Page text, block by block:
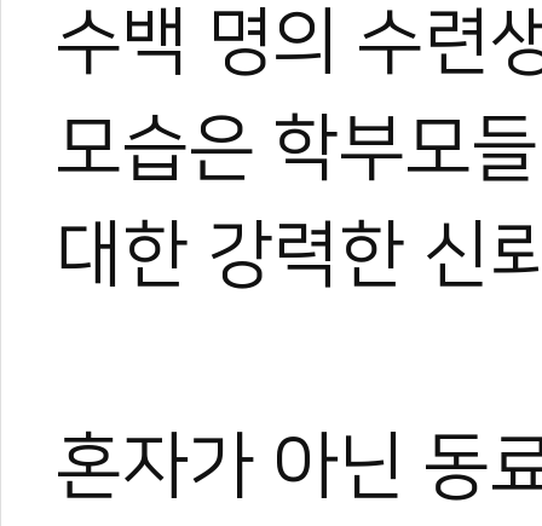
수백 명의 수련
모습은 학부모
대한 강력한 신
혼자가 아닌 동